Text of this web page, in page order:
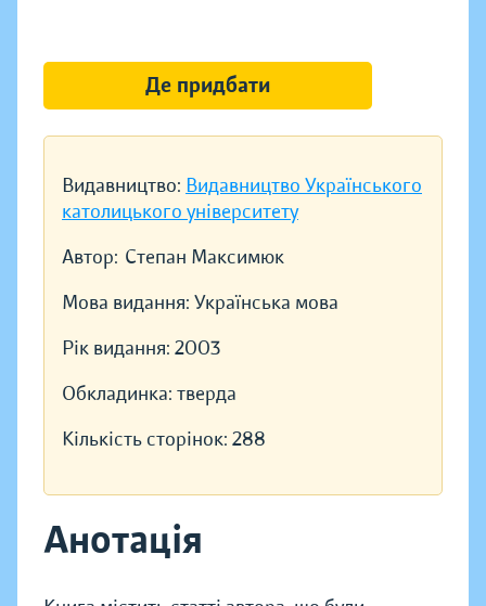
Видавництво: Видавництво Українського
католицького університету
Автор: Степан Максимюк
Мова видання: Українська мова
Рік видання: 2003
Обкладинка: тверда
Кількість сторінок: 288
Анотація
Де придбати